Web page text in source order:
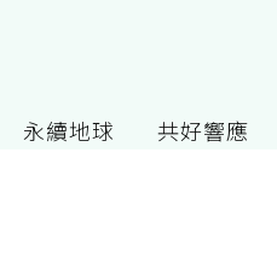
永續地球 共好響應